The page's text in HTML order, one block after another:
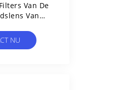
Van De
Van
NU